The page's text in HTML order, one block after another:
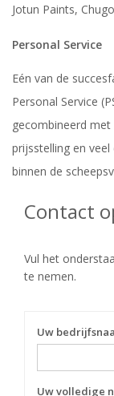
Jotun Paints,
Personal Service
Eén van de
Personal Service
gecombineerd
prijsstelling en
binnen de
Contact
Vul het
te nemen.
Uw
Uw volledige